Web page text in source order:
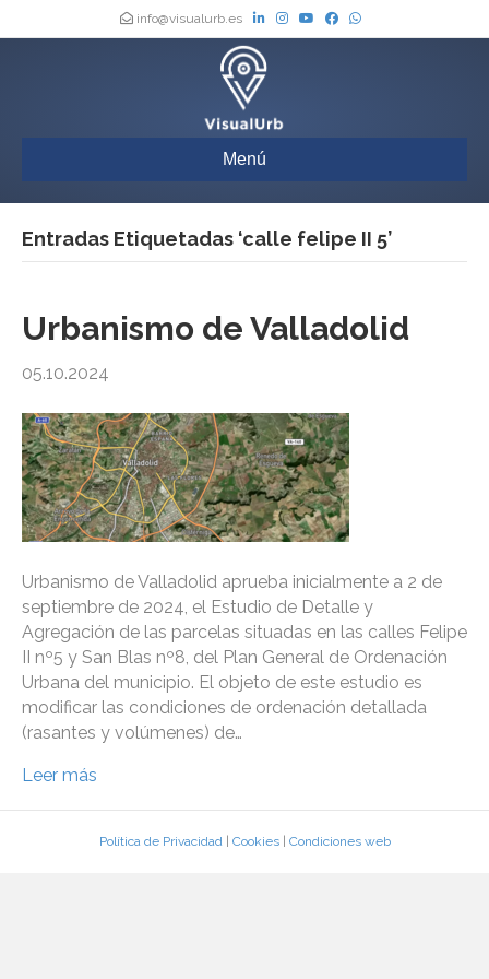
info@visualurb.es
Menú
Entradas Etiquetadas ‘calle felipe II 5’
Urbanismo de Valladolid
05.10.2024
Urbanismo de Valladolid aprueba inicialmente a 2 de
septiembre de 2024, el Estudio de Detalle y
Agregación de las parcelas situadas en las calles Felipe
II nº5 y San Blas nº8, del Plan General de Ordenación
Urbana del municipio. El objeto de este estudio es
modificar las condiciones de ordenación detallada
(rasantes y volúmenes) de…
Leer más
Política de Privacidad| Cookies| Condiciones web